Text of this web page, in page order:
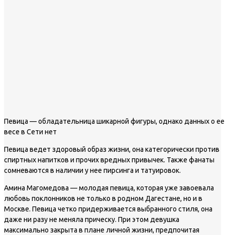
Певица — обладательница шикарной фигуры, однако данных о ее
весе в Сети нет
Певица ведет здоровый образ жизни, она категорически против
спиртных напитков и прочих вредных привычек. Также фанаты
сомневаются в наличии у нее пирсинга и татуировок.
Амина Магомедова — молодая певица, которая уже завоевала
любовь поклонников не только в родном Дагестане, но и в
Москве. Певица четко придерживается выбранного стиля, она
даже ни разу не меняла прическу. При этом девушка
максимально закрыта в плане личной жизни, предпочитая